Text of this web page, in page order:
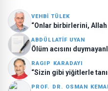
VEHBI TÜLEK
“Onlar birbirlerini, Allah
ABDÜLLATIF UYAN
Ölüm acısını
RAGIP KARADAYI
“Sizin gibi yiğitlerle
PROF. DR. OSMAN